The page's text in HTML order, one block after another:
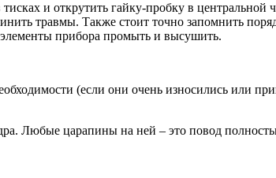
и открутить гайку-пробку в
травмы. Также стоит точно запомнить
элементы прибора промыть и высушить.
(если они очень износились или
Любые царапины на ней – это повод